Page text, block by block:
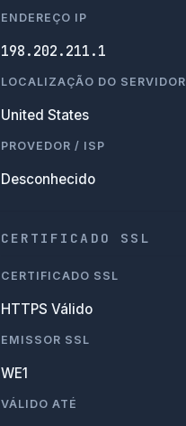
ENDEREÇO IP
198.202.211.1
LOCALIZAÇÃO DO SERVIDOR
United States
PROVEDOR / ISP
Desconhecido
CERTIFICADO SSL
CERTIFICADO SSL
HTTPS Válido
EMISSOR SSL
WE1
VÁLIDO ATÉ